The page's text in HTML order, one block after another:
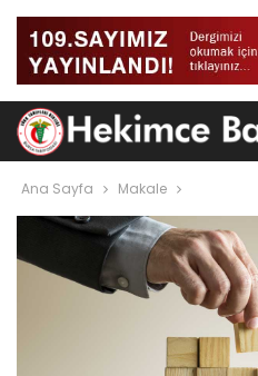
Ana Sayfa Makale